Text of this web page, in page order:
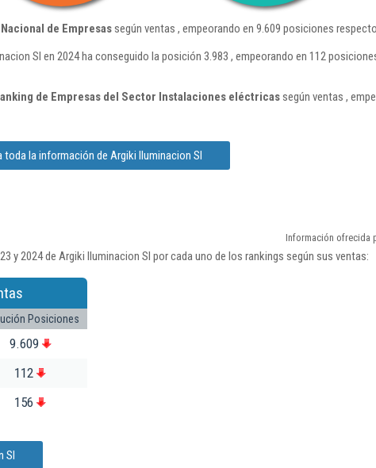
de Empresassegún ventas , empeorando en 9.609 posiciones
Sl en 2024 ha conseguido la posición 3.983 , empeorando en 112
de Empresas del Sector Instalaciones eléctricassegún ventas ,
toda la información de Argiki Iluminacion Sl
Información ofrecida
2024 de Argiki Iluminacion Sl por cada uno de los rankings según sus ventas:
Posiciones
9.609
112
156
Sl